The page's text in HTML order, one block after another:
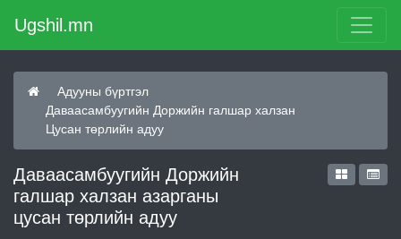
Ugshil.mn
Адууны бүртгэл
Даваасамбуугийн Доржийн галшар халзан
Цусан төрлийн адуу
Даваасамбуугийн Доржийн
галшар халзан азарганы
цусан төрлийн адуу